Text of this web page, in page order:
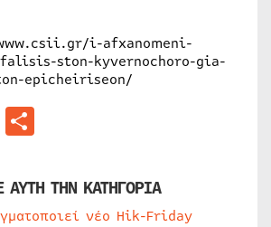
i-afxanomeni-
ston-kyvernochoro-gia-
epicheiriseon/
Messenger
ΤΗΝ ΚΑΤΗΓΟΡΙΑ
νέο Hik-Friday